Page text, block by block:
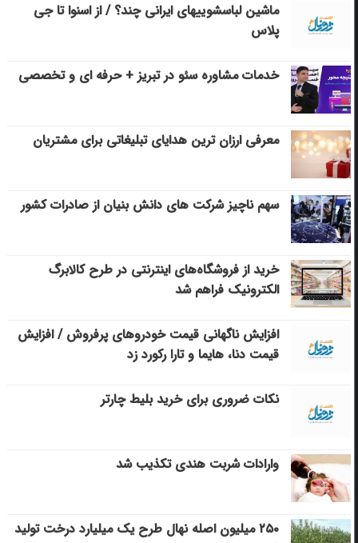
ماشین لباسشویی‎های ایرانی چند؟ / از اسنوا تا جی
پلاس
خدمات مشاوره سئو در تبریز + حرفه ای و تخصصی
معرفی ارزان ترین هدایای تبلیغاتی برای مشتریان
سهم ناچیز شرکت های دانش بنیان از صادرات کشور
خرید از فروشگاه‌های اینترنتی در طرح کالابرگ
الکترونیک فراهم شد
افزایش ناگهانی قیمت خودروهای پرفروش / افزایش
قیمت دنا، هایما و تارا رکورد زد
نکات ضروری برای خرید بلیط چارتر
وارادات شربت هندی تکذیب شد
۲۵۰ میلیون اصله نهال طرح یک میلیارد درخت تولید